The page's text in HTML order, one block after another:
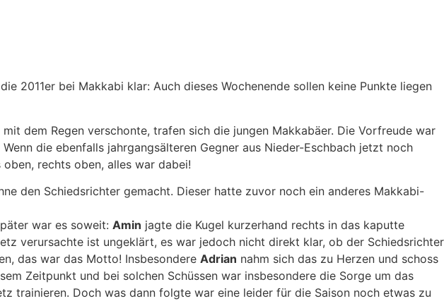
2011er bei Makkabi klar: Auch dieses Wochenende sollen keine Punkte liegen
dem Regen verschonte, trafen sich die jungen Makkabäer. Die Vorfreude war
die ebenfalls jahrgangsälteren Gegner aus Nieder-Eschbach jetzt noch
rechts oben, alles war dabei!
den Schiedsrichter gemacht. Dieser hatte zuvor noch ein anderes Makkabi-
war es soweit: Amin jagte die Kugel kurzerhand rechts in das kaputte
verursachte ist ungeklärt, es war jedoch nicht direkt klar, ob der Schiedsrichter
das war das Motto! Insbesondere Adrian nahm sich das zu Herzen und schoss
Zeitpunkt und bei solchen Schüssen war insbesondere die Sorge um das
trainieren. Doch was dann folgte war eine leider für die Saison noch etwas zu